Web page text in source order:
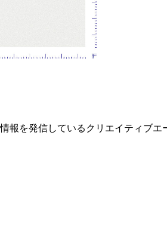
を発信しているクリエイティブエ